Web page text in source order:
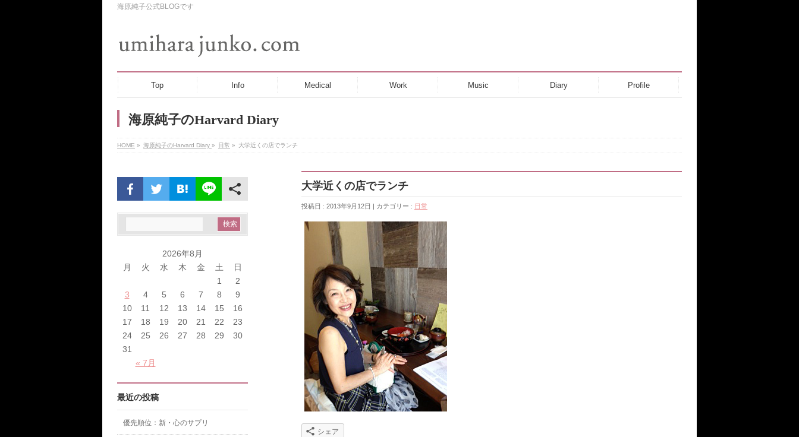
海原純子公式BLOGです
Top Info Medical Work Music Diary Profile
海原純子のHarvard Diary
HOME » 海原純子のHarvard Diary » 日常 » 大学近くの店でランチ
大学近くの店でランチ
投稿日 : 2013年9月12日 | カテゴリー : 日常
シェア
2026年8月
月
火 水 木 金 土 日
« 7月
1
2
3
4 5 6 7 8
9
10
11 12 13 14 15
16
17
18 19 20 21 22
23
24
25 26 27 28 29
30
31
最近の投稿
優先順位：新・心のサプリ